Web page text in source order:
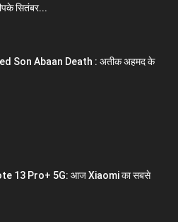
सितंबर...
Son Abaan Death : अतीक अहमद के
13 Pro+ 5G: आज Xiaomi का सबसे